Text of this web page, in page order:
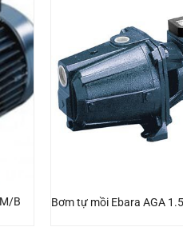
B
Bơm tự mồi Ebara AGA